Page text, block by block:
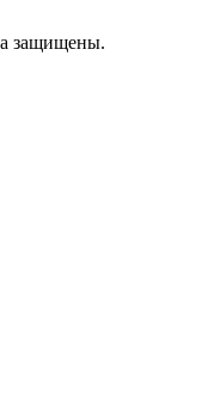
защищены.